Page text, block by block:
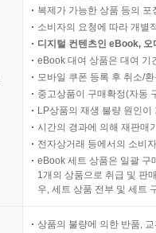
복제가 가능한 상품 등의
소비자의 요청에 따라 개별
디지털 컨텐츠인 eBook,
eBook 대여 상품은 대여 기
모바일 쿠폰 등록 후 취소/
중고상품이 구매확정(자동
LP상품의 재생 불량 원인
시간의 경과에 의해 재판매
전자상거래 등에서의 소비
eBook 세트 상품은 일괄 구
1개의 상품으로 취급 및 판
우, 세트 상품 전부 및 세트
상품의 불량에 의한 반품,